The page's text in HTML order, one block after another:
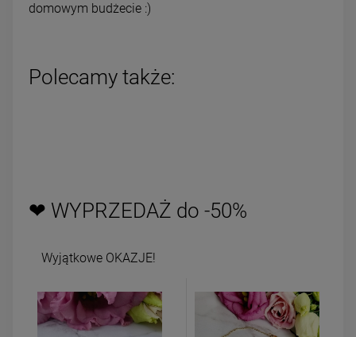
domowym budżecie :)
Polecamy także:
❤ WYPRZEDAŻ do -50%
Wyjątkowe OKAZJE!